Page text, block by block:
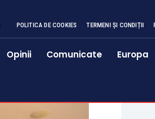
POLITICA DE COOKIES TERMENI ȘI CONDIȚII
Opinii Comunicate Europa